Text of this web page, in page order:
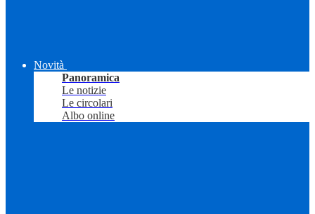
Novità
Panoramica
Le notizie
Le circolari
Albo online